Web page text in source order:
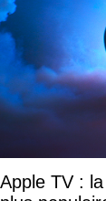
Apple TV :